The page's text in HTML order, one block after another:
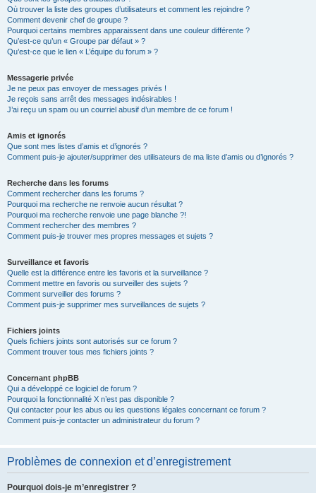
Où trouver la liste des groupes d’utilisateurs et comment les rejoindre ?
Comment devenir chef de groupe ?
Pourquoi certains membres apparaissent dans une couleur différente ?
Qu’est-ce qu’un « Groupe par défaut » ?
Qu’est-ce que le lien « L’équipe du forum » ?
Messagerie privée
Je ne peux pas envoyer de messages privés !
Je reçois sans arrêt des messages indésirables !
J’ai reçu un spam ou un courriel abusif d’un membre de ce forum !
Amis et ignorés
Que sont mes listes d’amis et d’ignorés ?
Comment puis-je ajouter/supprimer des utilisateurs de ma liste d’amis ou d’ignorés ?
Recherche dans les forums
Comment rechercher dans les forums ?
Pourquoi ma recherche ne renvoie aucun résultat ?
Pourquoi ma recherche renvoie une page blanche ?!
Comment rechercher des membres ?
Comment puis-je trouver mes propres messages et sujets ?
Surveillance et favoris
Quelle est la différence entre les favoris et la surveillance ?
Comment mettre en favoris ou surveiller des sujets ?
Comment surveiller des forums ?
Comment puis-je supprimer mes surveillances de sujets ?
Fichiers joints
Quels fichiers joints sont autorisés sur ce forum ?
Comment trouver tous mes fichiers joints ?
Concernant phpBB
Qui a développé ce logiciel de forum ?
Pourquoi la fonctionnalité X n’est pas disponible ?
Qui contacter pour les abus ou les questions légales concernant ce forum ?
Comment puis-je contacter un administrateur du forum ?
Problèmes de connexion et d’enregistrement
Pourquoi dois-je m’enregistrer ?